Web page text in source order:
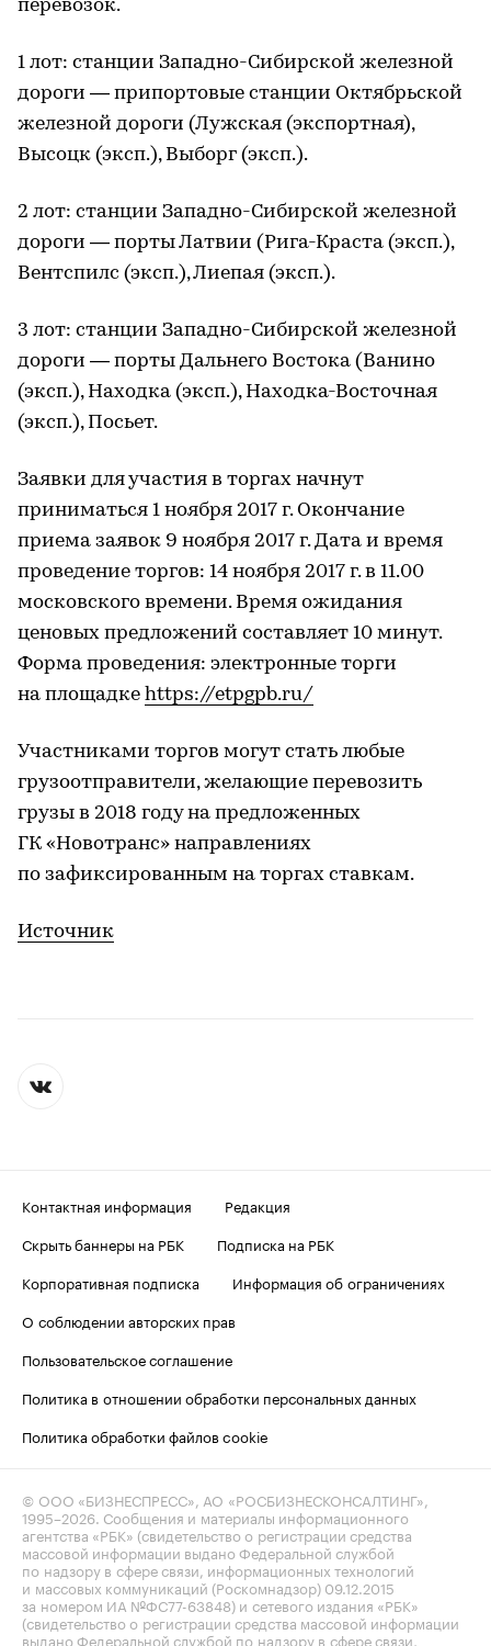
перевозок.
1 лот: станции Западно-Сибирской железной
дороги — припортовые станции Октябрьской
железной дороги (Лужская (экспортная),
Высоцк (эксп.), Выборг (эксп.).
2 лот: станции Западно-Сибирской железной
дороги — порты Латвии (Рига-Краста (эксп.),
Вентспилс (эксп.), Лиепая (эксп.).
3 лот: станции Западно-Сибирской железной
дороги — порты Дальнего Востока (Ванино
(эксп.), Находка (эксп.), Находка-Восточная
(эксп.), Посьет.
Заявки для участия в торгах начнут
приниматься 1 ноября 2017 г. Окончание
приема заявок 9 ноября 2017 г. Дата и время
проведение торгов: 14 ноября 2017 г. в 11.00
московского времени. Время ожидания
ценовых предложений составляет 10 минут.
Форма проведения: электронные торги
на площадке https://etpgpb.ru/
Участниками торгов могут стать любые
грузоотправители, желающие перевозить
грузы в 2018 году на предложенных
ГК «Новотранс» направлениях
по зафиксированным на торгах ставкам.
Источник
Контактная информация
Редакция
Скрыть баннеры на РБК
Подписка на РБК
Корпоративная подписка
Информация об ограничениях
О соблюдении авторских прав
Пользовательское соглашение
Политика в отношении обработки персональных данных
Политика обработки файлов cookie
© ООО «БИЗНЕСПРЕСС», АО «РОСБИЗНЕСКОНСАЛТИНГ»,
1995–2026. Сообщения и материалы информационного
агентства «РБК» (свидетельство о регистрации средства
массовой информации выдано Федеральной службой
по надзору в сфере связи, информационных технологий
и массовых коммуникаций (Роскомнадзор) 09.12.2015
за номером ИА №ФС77-63848) и сетевого издания «РБК»
(свидетельство о регистрации средства массовой информации
выдано Федеральной службой по надзору в сфере связи,